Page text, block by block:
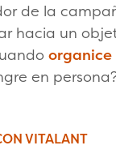
de la
hacia un
organice
en
VITALANT